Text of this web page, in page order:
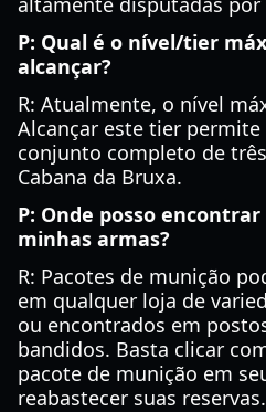
P: Qual é o nível/tier
alcançar?
R: Atualmente, o nível
Alcançar este tier
conjunto completo de
Cabana da Bruxa.
P: Onde posso
minhas armas?
R: Pacotes de munição
em qualquer loja de
ou encontrados em
bandidos. Basta clicar
pacote de munição em
reabastecer suas reservas.